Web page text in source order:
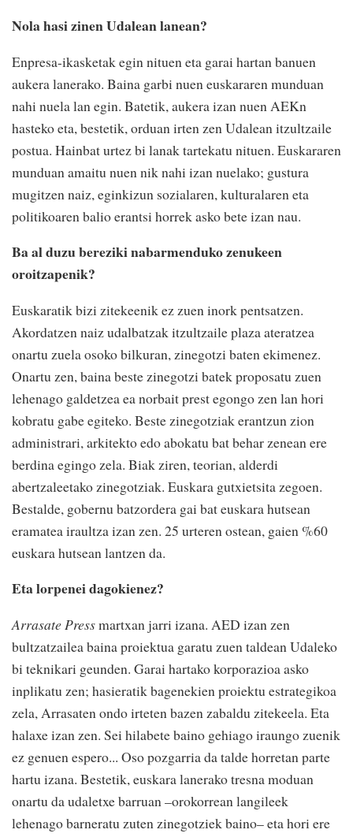
Nola hasi zinen Udalean lanean?
Enpresa-ikasketak egin nituen eta garai hartan banuen
aukera lanerako. Baina garbi nuen euskararen munduan
nahi nuela lan egin. Batetik, aukera izan nuen AEKn
hasteko eta, bestetik, orduan irten zen Udalean itzultzaile
postua. Hainbat urtez bi lanak tartekatu nituen. Euskararen
munduan amaitu nuen nik nahi izan nuelako; gustura
mugitzen naiz, eginkizun sozialaren, kulturalaren eta
politikoaren balio erantsi horrek asko bete izan nau.
Ba al duzu bereziki nabarmenduko zenukeen
oroitzapenik?
Euskaratik bizi zitekeenik ez zuen inork pentsatzen.
Akordatzen naiz udalbatzak itzultzaile plaza ateratzea
onartu zuela osoko bilkuran, zinegotzi baten ekimenez.
Onartu zen, baina beste zinegotzi batek proposatu zuen
lehenago galdetzea ea norbait prest egongo zen lan hori
kobratu gabe egiteko. Beste zinegotziak erantzun zion
administrari, arkitekto edo abokatu bat behar zenean ere
berdina egingo zela. Biak ziren, teorian, alderdi
abertzaleetako zinegotziak. Euskara gutxietsita zegoen.
Bestalde, gobernu batzordera gai bat euskara hutsean
eramatea iraultza izan zen. 25 urteren ostean, gaien %60
euskara hutsean lantzen da.
Eta lorpenei dagokienez?
Arrasate Pressmartxan jarri izana. AED izan zen
bultzatzailea baina proiektua garatu zuen taldean Udaleko
bi teknikari geunden. Garai hartako korporazioa asko
inplikatu zen; hasieratik bagenekien proiektu estrategikoa
zela, Arrasaten ondo irteten bazen zabaldu zitekeela. Eta
halaxe izan zen. Sei hilabete baino gehiago iraungo zuenik
ez genuen espero... Oso pozgarria da talde horretan parte
hartu izana. Bestetik, euskara lanerako tresna moduan
onartu da udaletxe barruan –orokorrean langileek
lehenago barneratu zuten zinegotziek baino– eta hori ere